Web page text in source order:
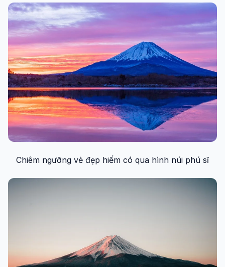
Chiêm ngưỡng vẻ đẹp hiếm có qua hình núi phú sĩ